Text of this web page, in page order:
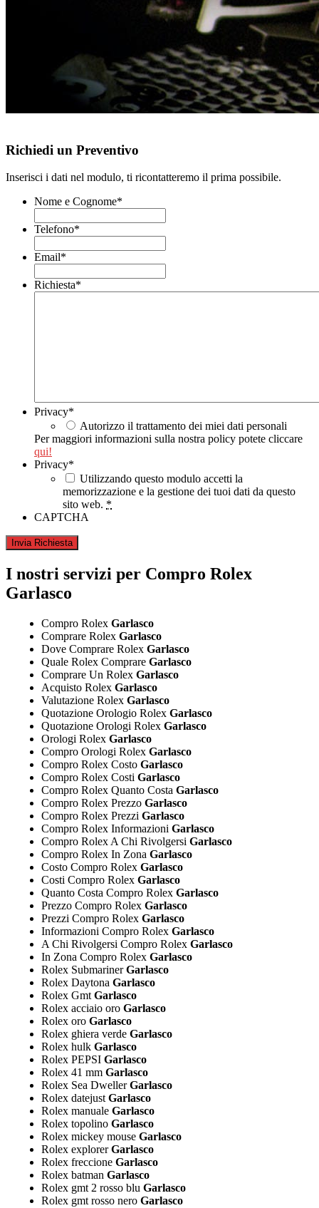
Richiedi un Preventivo
Inserisci i dati nel modulo, ti ricontatteremo il prima possibile.
Nome e Cognome*
Telefono*
Email*
Richiesta*
Privacy*
Autorizzo il trattamento dei miei dati personali
Per maggiori informazioni sulla nostra policy potete cliccare
qui!
Privacy*
Utilizzando questo modulo accetti la
memorizzazione e la gestione dei tuoi dati da questo
sito web. *
CAPTCHA
I nostri servizi per Compro Rolex
Garlasco
Compro Rolex Garlasco
Comprare Rolex Garlasco
Dove Comprare Rolex Garlasco
Quale Rolex Comprare Garlasco
Comprare Un Rolex Garlasco
Acquisto Rolex Garlasco
Valutazione Rolex Garlasco
Quotazione Orologio Rolex Garlasco
Quotazione Orologi Rolex Garlasco
Orologi Rolex Garlasco
Compro Orologi Rolex Garlasco
Compro Rolex Costo Garlasco
Compro Rolex Costi Garlasco
Compro Rolex Quanto Costa Garlasco
Compro Rolex Prezzo Garlasco
Compro Rolex Prezzi Garlasco
Compro Rolex Informazioni Garlasco
Compro Rolex A Chi Rivolgersi Garlasco
Compro Rolex In Zona Garlasco
Costo Compro Rolex Garlasco
Costi Compro Rolex Garlasco
Quanto Costa Compro Rolex Garlasco
Prezzo Compro Rolex Garlasco
Prezzi Compro Rolex Garlasco
Informazioni Compro Rolex Garlasco
A Chi Rivolgersi Compro Rolex Garlasco
In Zona Compro Rolex Garlasco
Rolex SubmarinerGarlasco
Rolex Daytona Garlasco
Rolex Gmt Garlasco
Rolex acciaio oro Garlasco
Rolex oro Garlasco
Rolex ghiera verde Garlasco
Rolex hulk Garlasco
Rolex PEPSI Garlasco
Rolex 41 mm Garlasco
Rolex Sea DwellerGarlasco
Rolex datejust Garlasco
Rolex manuale Garlasco
Rolex topolino Garlasco
Rolex mickey mouse Garlasco
Rolex explorerGarlasco
Rolex freccione Garlasco
Rolex batman Garlasco
Rolex gmt 2 rosso blu Garlasco
Rolex gmt rosso nero Garlasco